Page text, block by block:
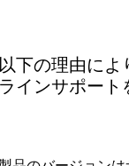
下の理由によ
インサポート